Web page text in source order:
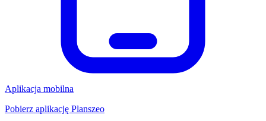
Aplikacja mobilna
Pobierz aplikację Planszeo